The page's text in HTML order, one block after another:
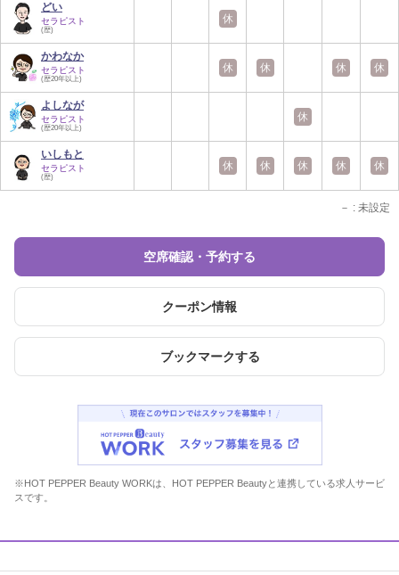
どい
セラピスト
(歴)
かわなか
セラピスト
(歴20年以上)
よしなが
セラピスト
(歴20年以上)
いしもと
セラピスト
(歴)
休
休 休 休 休
休
休 休 休 休 休
－ : 未設定
空席確認・予約する
クーポン情報
ブックマークする
※HOT PEPPER Beauty WORKは、HOT PEPPER Beautyと連携している求人サービ
スです。